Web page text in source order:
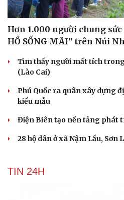
Hơn 1.000 người chung
HỒ SỐNG MÃI” trên Núi
Tìm thấy người mất tích trong
(Lào Cai)
Phú Quốc ra quân xây dựng
kiểu mẫu
Điện Biên tạo nền tảng phát
28 hộ dân ở xã Nậm Lầu, Sơn
TIN 24H